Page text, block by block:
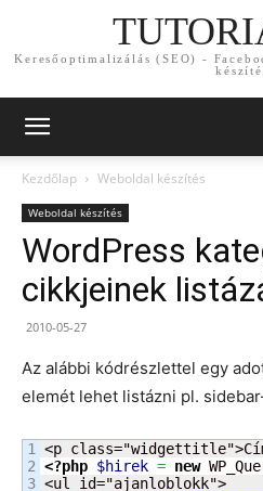
Keresőoptimalizálás (SEO) -
Kezdőlap Weboldal készítés
Weboldal készítés
WordPress
cikkjeinek
2010-05-27
Az alábbi kódrészlettel egy
elemét lehet listázni pl.
1
2
3
<?php $hirek = new
<ul id="ajanloblokk">